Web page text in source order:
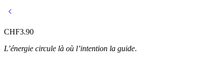
CHF3.90
L’énergie circule là où l’intention la guide.